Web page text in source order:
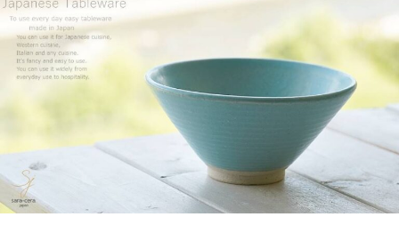
2022/12/2
≪おすすめ≫ 美味しいおかずと一緒にパクり♪土鍋で炊いたツヤ
ツヤごはん！
≪おすすめ≫ 小鉢を並べてちょこっと豪華に♪ コロンとかわい
い木ノ葉の小鉢